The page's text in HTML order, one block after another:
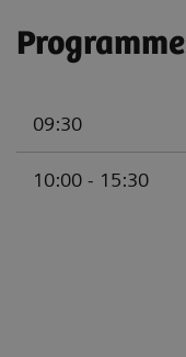
Programme
09:30
10:00 - 15:30